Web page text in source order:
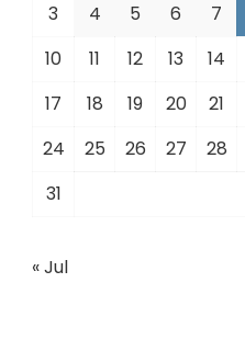
3
4 5 6 7
10
11 12 13 14
17
18 19 20 21
24
25 26 27 28
31
« Jul